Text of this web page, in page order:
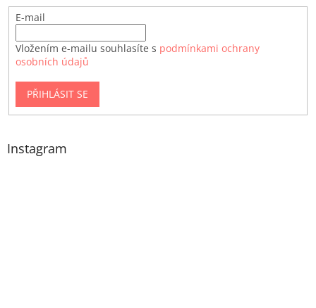
E-mail
Vložením e-mailu souhlasíte s podmínkami ochrany
osobních údajů
PŘIHLÁSIT SE
Instagram